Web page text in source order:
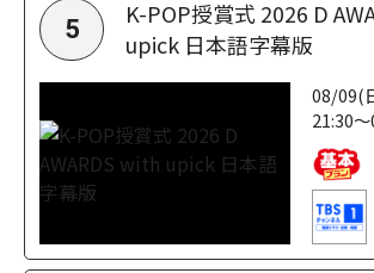
5
K-POP授賞式 2026 D
upick 日本語字幕版
08/09(
21:30